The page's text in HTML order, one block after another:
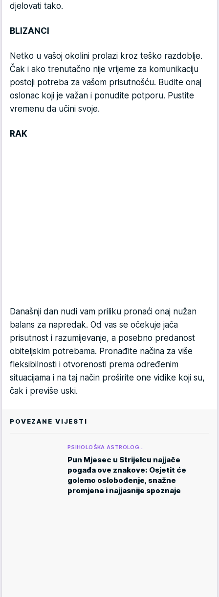
djelovati tako.
BLIZANCI
Netko u vašoj okolini prolazi kroz teško razdoblje.
Čak i ako trenutačno nije vrijeme za komunikaciju
postoji potreba za vašom prisutnošću. Budite onaj
oslonac koji je važan i ponudite potporu. Pustite
vremenu da učini svoje.
RAK
Današnji dan nudi vam priliku pronaći onaj nužan
balans za napredak. Od vas se očekuje jača
prisutnost i razumijevanje, a posebno predanost
obiteljskim potrebama. Pronađite načina za više
fleksibilnosti i otvorenosti prema određenim
situacijama i na taj način proširite one vidike koji su,
čak i previše uski.
POVEZANE VIJESTI
PSIHOLOŠKA ASTROLOG…
Pun Mjesec u Strijelcu najjače
pogađa ove znakove: Osjetit će
golemo oslobođenje, snažne
promjene i najjasnije spoznaje